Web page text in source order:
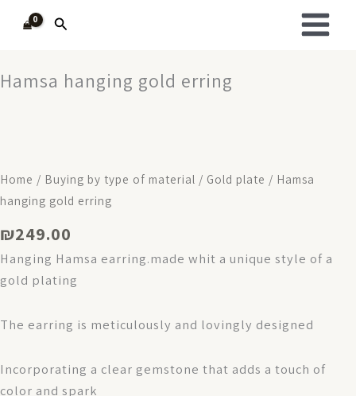
Search
Hamsa hanging gold erring
Home / Buying by type of material / Gold plate / Hamsa
hanging gold erring
₪249.00
Hanging Hamsa earring.made whit a unique style of a
gold plating
The earring is meticulously and lovingly designed
Incorporating a clear gemstone that adds a touch of
color and spark